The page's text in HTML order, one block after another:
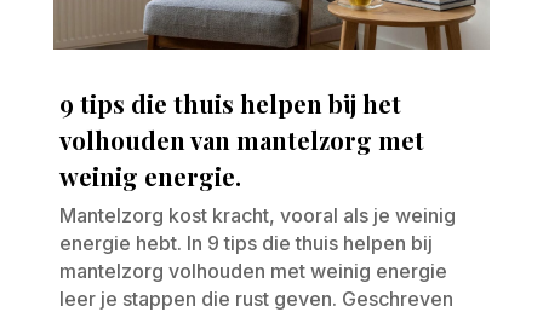
9 tips die thuis helpen bij het
volhouden van mantelzorg met
weinig energie.
Mantelzorg kost kracht, vooral als je weinig
energie hebt. In 9 tips die thuis helpen bij
mantelzorg volhouden met weinig energie
leer je stappen die rust geven. Geschreven